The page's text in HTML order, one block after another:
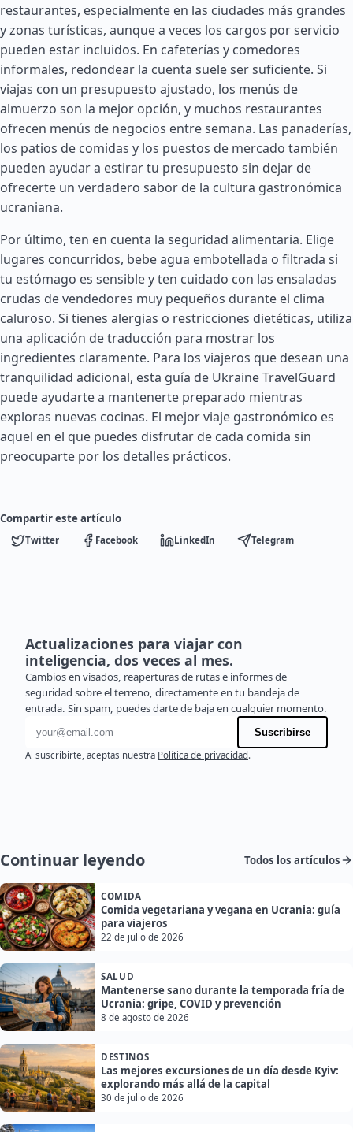
restaurantes, especialmente en las ciudades más grandes
y zonas turísticas, aunque a veces los cargos por servicio
pueden estar incluidos. En cafeterías y comedores
informales, redondear la cuenta suele ser suficiente. Si
viajas con un presupuesto ajustado, los menús de
almuerzo son la mejor opción, y muchos restaurantes
ofrecen menús de negocios entre semana. Las panaderías,
los patios de comidas y los puestos de mercado también
pueden ayudar a estirar tu presupuesto sin dejar de
ofrecerte un verdadero sabor de la cultura gastronómica
ucraniana.
Por último, ten en cuenta la seguridad alimentaria. Elige
lugares concurridos, bebe agua embotellada o filtrada si
tu estómago es sensible y ten cuidado con las ensaladas
crudas de vendedores muy pequeños durante el clima
caluroso. Si tienes alergias o restricciones dietéticas, utiliza
una aplicación de traducción para mostrar los
ingredientes claramente. Para los viajeros que desean una
tranquilidad adicional, esta guía de Ukraine TravelGuard
puede ayudarte a mantenerte preparado mientras
exploras nuevas cocinas. El mejor viaje gastronómico es
aquel en el que puedes disfrutar de cada comida sin
preocuparte por los detalles prácticos.
Compartir este artículo
Twitter Facebook LinkedIn Telegram
Actualizaciones para viajar con
inteligencia, dos veces al mes.
Cambios en visados, reaperturas de rutas e informes de
seguridad sobre el terreno, directamente en tu bandeja de
entrada. Sin spam, puedes darte de baja en cualquier momento.
Dirección de correo electrónico
Suscribirse
Al suscribirte, aceptas nuestra Política de privacidad.
Continuar leyendo Todos los artículos
COMIDA
Comida vegetariana y vegana en Ucrania: guía
para viajeros
22 de julio de 2026
SALUD
Mantenerse sano durante la temporada fría de
Ucrania: gripe, COVID y prevención
8 de agosto de 2026
DESTINOS
Las mejores excursiones de un día desde Kyiv:
explorando más allá de la capital
30 de julio de 2026